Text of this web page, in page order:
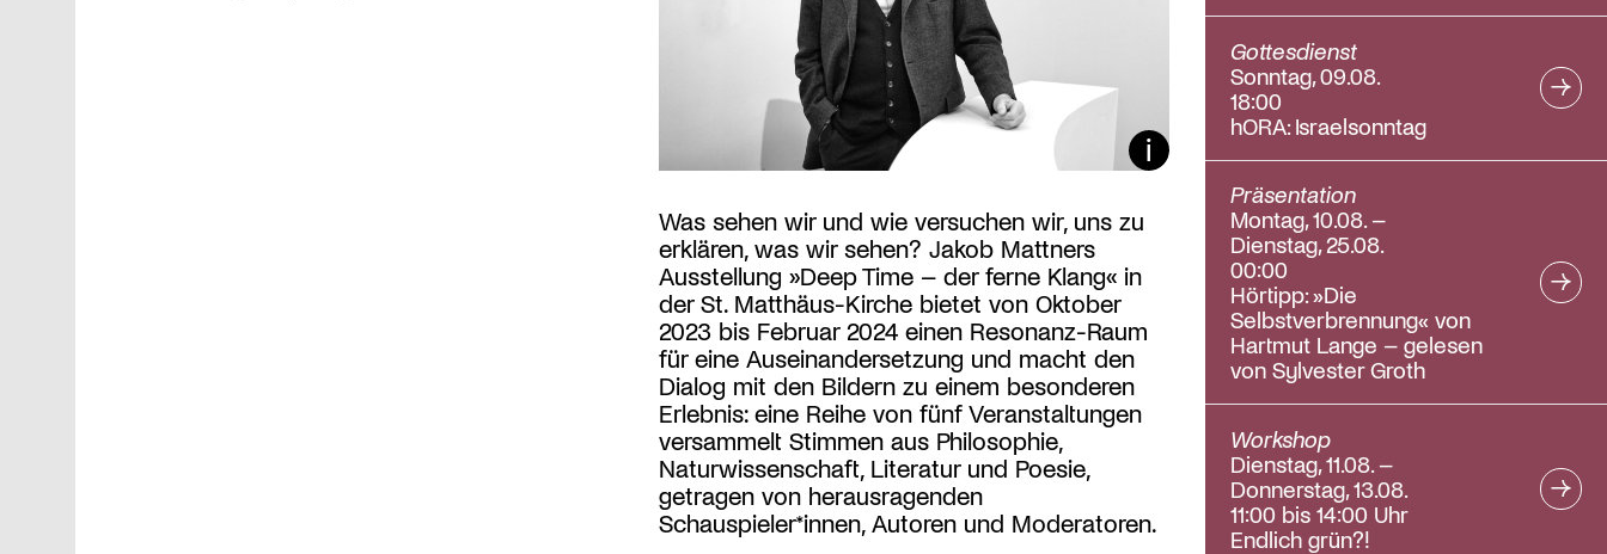
Bildunterschrift ein/
Was sehen wir und wie versuchen wir, uns zu
erklären, was wir sehen? Jakob Mattners
Ausstellung »Deep Time – der ferne Klang« in
der St. Matthäus-Kirche bietet von Oktober
2023 bis Februar 2024 einen Resonanz-Raum
für eine Auseinandersetzung und macht den
Dialog mit den Bildern zu einem besonderen
Erlebnis: eine Reihe von fünf Veranstaltungen
versammelt Stimmen aus Philosophie,
Naturwissenschaft, Literatur und Poesie,
getragen von herausragenden
Schauspieler*innen, Autoren und Moderatoren.
Gottesdienst
Sonntag, 09.08.
18:00
hORA: Israelsonntag
Präsentation
Montag, 10.08. –
Dienstag, 25.08.
00:00
Hörtipp: »Die
Selbstverbrennung« von
Hartmut Lange – gelesen
von Sylvester Groth
Workshop
Dienstag, 11.08. –
Donnerstag, 13.08.
11:00 bis 14:00 Uhr
Endlich grün?!